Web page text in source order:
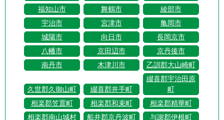
福知山市
舞鶴市
綾部市
宇治市
宮津市
亀岡市
城陽市
向日市
長岡京市
八幡市
京田辺市
京丹後市
南丹市
木津川市 乙訓郡大山崎町
久世郡久御山町 綴喜郡井手町
綴喜郡宇治田原
町
相楽郡笠置町
相楽郡和束町
相楽郡精華町
相楽郡南山城村
船井郡京丹波町
与謝郡伊根町